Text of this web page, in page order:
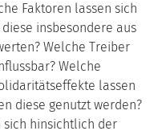
Faktoren lassen sich
insbesondere aus
Welche Treiber
Welche
lassen
diese genutzt werden?
sich hinsichtlich der